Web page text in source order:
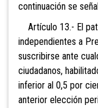
continuación se
Artículo 13.- El
independientes a
suscribirse ante
ciudadanos,
inferior al 0,5 por
anterior elección